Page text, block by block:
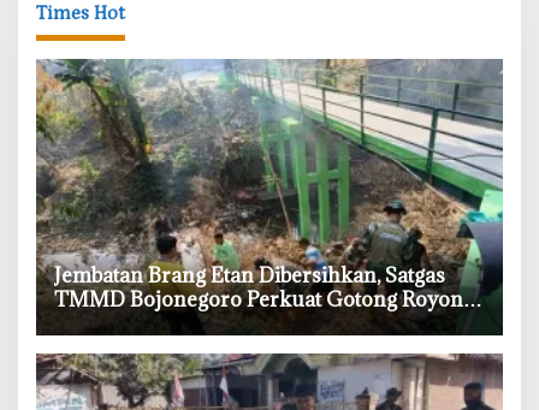
Times Hot
‎Jembatan Brang Etan Dibersihkan, Satgas
TMMD Bojonegoro Perkuat Gotong Royong
Warga